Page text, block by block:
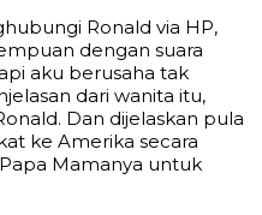
Ronald via HP,
dengan suara
aku berusaha tak
dari wanita itu,
Dan dijelaskan pula
ke Amerika secara
Mamanya untuk